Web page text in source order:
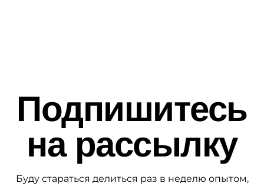
Подпишитесь
на рассылку
Буду стараться делиться раз в неделю опытом,